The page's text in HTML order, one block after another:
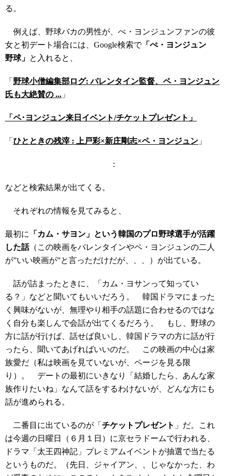
る。
例えば、野球バカの男性が、ぺ・ヨンジュンファンの彼
女と初デート場合には、Google検索で「ぺ・ヨンジュン
野球」 と入れると、
「 野球小僧編集部ログ: バレンタイン監督、ペ・ヨンジュン
氏も大絶賛の ... 」
「ペ･ヨンジュン来日イベント/チケットプレゼント」
「 ひとときの残滓 : 上戸彩×新庄剛志×ペ・ヨンジュン 」
：
などと検索結果が出てくる。
それぞれの情報を見てみると、
最初に
「カム・サヨン」という韓国のプロ野球選手が活躍
した話（この映画をバレンタインやペ・ヨンジュンの二人
が”いい映画が”と言っただけだが、、、）が出ている。
話が詰まったときに、「カム・ヨサンって知ってい
る？」などと聞いてもいいだろう。 韓国ドラマにまった
く興味がないが、無理やり相手の話題に合わせるのではな
く自分も楽しんで会話が出てくるだろう。 もし、野球の
方に話が行けば、話せば良いし、韓国ドラマの方に話が行
ったら、聞いてあげればいいのだ。 この映画の中心は家
族愛だ（私は映画を見ていないが、ページを見る限
り）。 デートの最初にいきなり「結婚したら、あんな家
族作りたいね」なんて話をするわけないが、どんな方にも
話が進められる。
二番目に出ているのが「 チケットプレゼント 」だ。これ
は今週の日曜日（６月１日）に京セラドームで行われる、
ドラマ「太王四神記」プレミアムイベントが抽選で当たる
というものだ。（先日、ジャイアン、、じゃなかった、わ